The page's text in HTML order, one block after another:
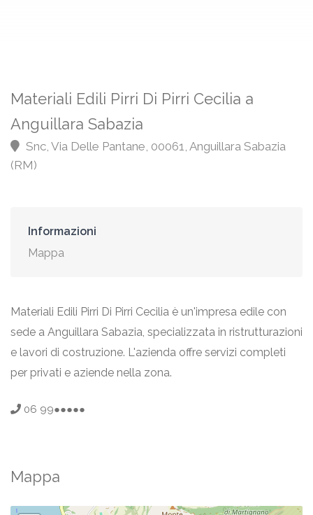
Materiali Edili Pirri Di Pirri Cecilia a
Anguillara Sabazia
Snc, Via Delle Pantane, 00061, Anguillara Sabazia
(RM)
Informazioni
Mappa
Materiali Edili Pirri Di Pirri Cecilia è un'impresa edile con
sede a Anguillara Sabazia, specializzata in ristrutturazioni
e lavori di costruzione. L'azienda offre servizi completi
per privati e aziende nella zona.
06 99●●●●●
Mappa